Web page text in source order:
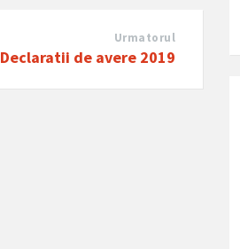
Urmatorul
Declaratii de avere 2019